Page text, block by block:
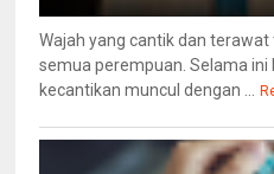
Wajah yang cantik dan
semua perempuan. Selama
kecantikan muncul dengan ...